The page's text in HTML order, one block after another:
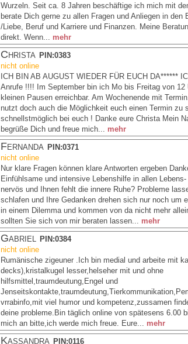
Wurzeln. Seit ca. 8 Jahren beschäftige ich mich mit
berate Dich gerne zu allen Fragen und Anliegen in den
/Liebe, Beruf und Karriere und Finanzen. Meine
direkt. Wenn... mehr
Christa PIN:0383
nicht online
ICH BIN AB AUGUST WIEDER FÜR EUCH DA******
Anrufe !!!! Im September bin ich Mo bis Freitag von 12
kleinen Pausen erreichbar. Am Wochenende mit
nutzt doch auch die Möglichkeit euch einen Termin zu
schnellstmöglich bei euch ! Danke eure Christa Mein
begrüße Dich und freue mich... mehr
Fernanda PIN:0371
nicht online
Nur klare Fragen können klare Antworten ergeben
Einfühlsame und intensive Lebenshilfe in allen
nervös und Ihnen fehlt die innere Ruhe? Probleme
schlafen und Ihre Gedanken drehen sich nur noch um
in einem Dilemma und kommen von da nicht mehr
sollten Sie sich von mir beraten lassen... mehr
Gabriel
PIN:0384
nicht online
Rumänische zigeuner .Ich bin medial und arbeite mit
decks),kristalkugel lesser,helseher mit und ohne
hilfsmittel,traumdeutung,Engel und
vrrabinfo,mit viel humor und kompetenz,zussamen
deine probleme.Bin täglich online von spätesens 6.00
mich an bitte,ich werde mich freue. Eure... mehr
Kassandra PIN:0116